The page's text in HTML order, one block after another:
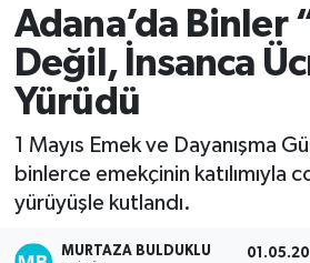
Adana’da Binler
Değil, İnsanca
Yürüdü
1 Mayıs Emek ve Dayanışma
binlerce emekçinin katılımıyla
yürüyüşle kutlandı.
MURTAZA BULDUKLU
Eğitim
Siyaset
Kadın
Tüm Manşetler
Son Dakika Haberleri